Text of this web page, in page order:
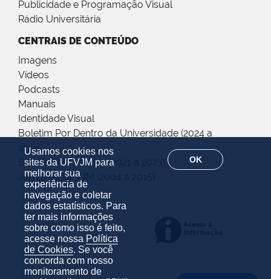
Usamos cookies nos
sites da UFVJM para
melhorar sua
experiência de
navegação e coletar
dados estatísticos. Para
ter mais informações
sobre como isso é feito,
acesse nossa Política
de Cookies. Se você
concorda com nosso
monitoramento de
OK
Publicidade e Programação Visual
Rádio Universitária
CENTRAIS DE CONTEÚDO
Imagens
Vídeos
Podcasts
Manuais
Identidade Visual
Boletim Por Dentro da Universidade (2024 a
atual)
Boletim Informativo (2021 a 2023)
Jornal da UFVJM (2004 a 2015)